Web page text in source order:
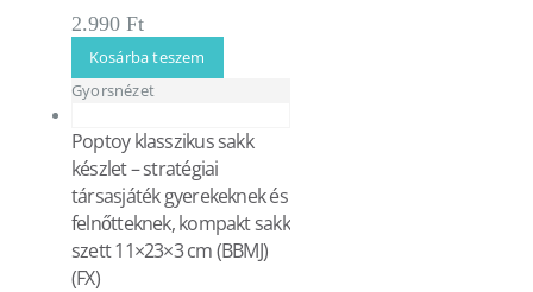
2.990 Ft
Kosárba teszem
Gyorsnézet
Poptoy klasszikus sakk
készlet – stratégiai
társasjáték gyerekeknek és
felnőtteknek, kompakt sakk
szett 11×23×3 cm (BBMJ)
(FX)